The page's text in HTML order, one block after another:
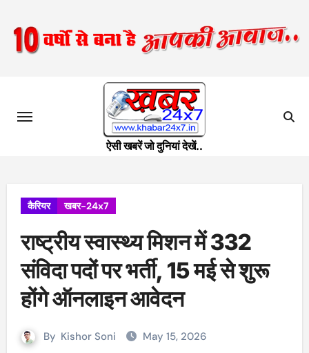
content
ऐसी खबरें जो दुनियां देखें..
कैरियर खबर-24x7
राष्ट्रीय स्वास्थ्य मिशन में 332
संविदा पदों पर भर्ती, 15 मई से शुरू
होंगे ऑनलाइन आवेदन
By Kishor Soni May 15, 2026